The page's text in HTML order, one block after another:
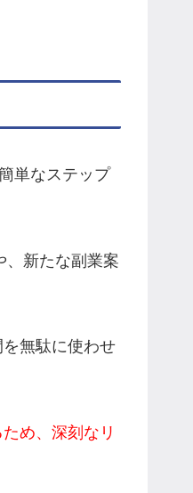
単なステップ
、新たな副業案
無駄に使わせ
め、深刻なリ